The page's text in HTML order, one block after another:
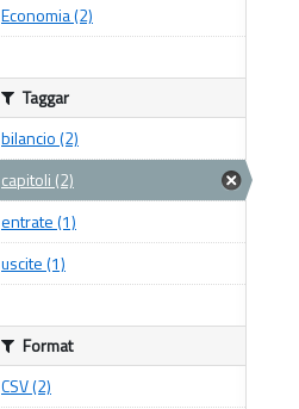
Economia (2)
Taggar
bilancio (2)
capitoli (2)
entrate (1)
uscite (1)
Format
CSV (2)